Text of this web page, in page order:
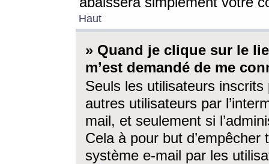
Haut
» Quand je clique sur le
m’est demandé de me
Seuls les utilisateurs
autres utilisateurs par
mail, et seulement si
Cela à pour but
système e-mail par les